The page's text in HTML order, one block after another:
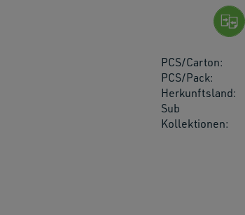
PCS/Carton:
PCS/Pack:
Herkunftsland:
Sub
Kollektionen: